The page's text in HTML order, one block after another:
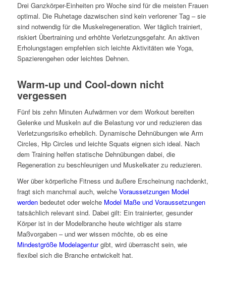
Drei Ganzkörper-Einheiten pro Woche sind für die meisten Frauen
optimal. Die Ruhetage dazwischen sind kein verlorener Tag – sie
sind notwendig für die Muskelregeneration. Wer täglich trainiert,
riskiert Übertraining und erhöhte Verletzungsgefahr. An aktiven
Erholungstagen empfehlen sich leichte Aktivitäten wie Yoga,
Spazierengehen oder leichtes Dehnen.
Warm-up und Cool-down nicht
vergessen
Fünf bis zehn Minuten Aufwärmen vor dem Workout bereiten
Gelenke und Muskeln auf die Belastung vor und reduzieren das
Verletzungsrisiko erheblich. Dynamische Dehnübungen wie Arm
Circles, Hip Circles und leichte Squats eignen sich ideal. Nach
dem Training helfen statische Dehnübungen dabei, die
Regeneration zu beschleunigen und Muskelkater zu reduzieren.
Wer über körperliche Fitness und äußere Erscheinung nachdenkt,
fragt sich manchmal auch, welche Voraussetzungen Model
werdenbedeutet oder welche Model Maße und Voraussetzungen
tatsächlich relevant sind. Dabei gilt: Ein trainierter, gesunder
Körper ist in der Modelbranche heute wichtiger als starre
Maßvorgaben – und wer wissen möchte, ob es eine
Mindestgröße Modelagenturgibt, wird überrascht sein, wie
flexibel sich die Branche entwickelt hat.